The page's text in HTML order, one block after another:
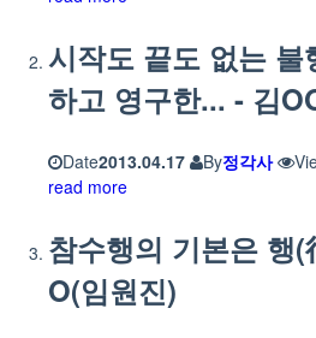
시작도 끝도 없는 불
하고 영구한... - 김
Date2013.04.17 By정각사
read more
참수행의 기본은 행
O(임원진)